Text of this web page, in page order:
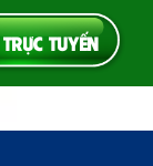
TUYẾN